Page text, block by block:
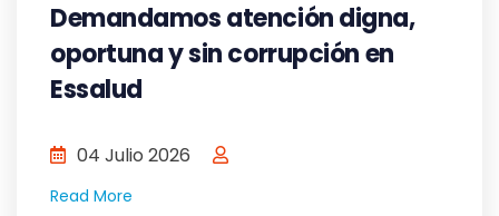
Demandamos atención digna,
oportuna y sin corrupción en
Essalud
04 Julio 2026
Read More